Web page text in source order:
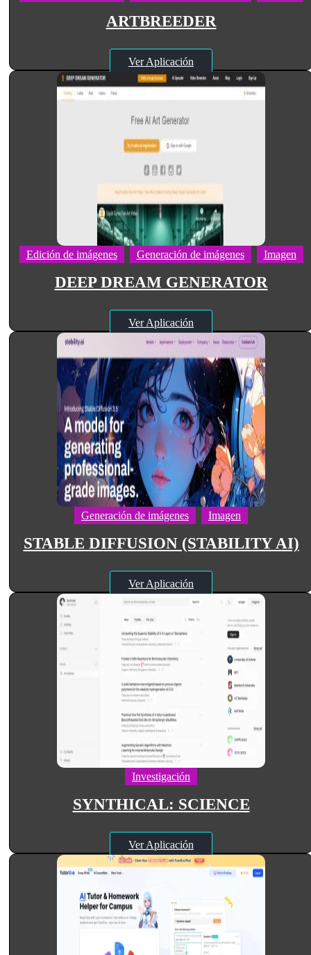
ARTBREEDER
Ver Aplicación
Edición de imágenes Generación de imágenes Imagen
DEEP DREAM GENERATOR
Ver Aplicación
Generación de imágenes Imagen
STABLE DIFFUSION (STABILITY AI)
Ver Aplicación
Investigación
SYNTHICAL: SCIENCE
Ver Aplicación